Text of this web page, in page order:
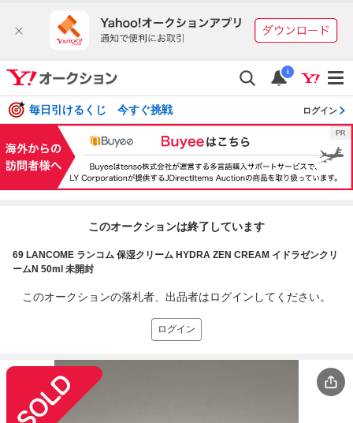
i
毎日引けるくじ 今すぐ挑戦 ログイン
このオークションは終了しています
69 LANCOME ランコム 保湿クリーム HYDRA ZEN CREAM イドラゼンクリ
ームN 50ml 未開封
このオークションの落札者、出品者はログインしてください。
ログイン